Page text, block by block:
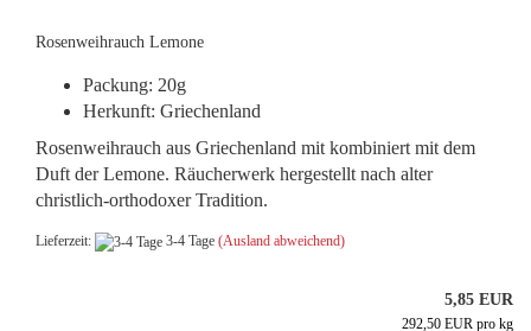
Rosenweihrauch Lemone
Packung: 20g
Herkunft: Griechenland
Rosenweihrauch aus Griechenland mit kombiniert mit dem
Duft der Lemone. Räucherwerk hergestellt nach alter
christlich-orthodoxer Tradition.
Lieferzeit: 3-4 Tage (Ausland abweichend)
5,85 EUR
292,50 EUR pro kg